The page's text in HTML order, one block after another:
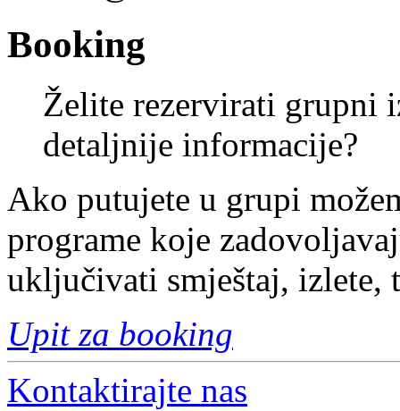
Booking
Želite rezervirati grupni
detaljnije informacije?
Ako putujete u grupi
programe koje
uključivati smještaj, izlete,
Upit za booking
Kontaktirajte nas